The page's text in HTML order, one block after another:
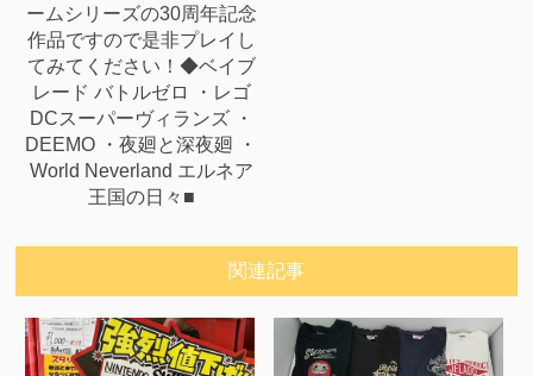
ームシリーズの30周年記念
作品ですので是非プレイし
てみてください！◆ベイブ
レード バトルゼロ ・レゴ
DCスーパーヴィランズ ・
DEEMO ・夜廻と深夜廻 ・
World Neverland エルネア
王国の日々■
関連記事